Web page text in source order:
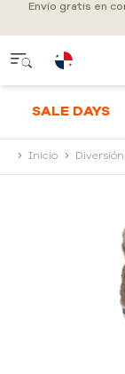
Envío gratis en
SALE DAYS
Inicio Diversión